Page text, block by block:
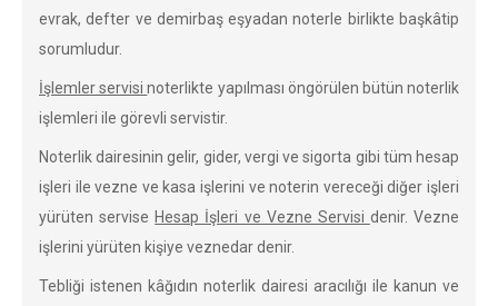
evrak, defter ve demirbaş eşyadan noterle birlikte başkâtip
sorumludur.
İşlemler servisinoterlikte yapılması öngörülen bütün noterlik
işlemleri ile görevli servistir.
Noterlik dairesinin gelir, gider, vergi ve sigorta gibi tüm hesap
işleri ile vezne ve kasa işlerini ve noterin vereceği diğer işleri
yürüten servise Hesap İşleri ve Vezne Servisi denir. Vezne
işlerini yürüten kişiye veznedar denir.
Tebliği istenen kâğıdın noterlik dairesi aracılığı ile kanun ve